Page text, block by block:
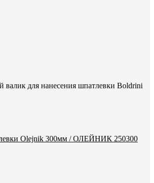
валик для нанесения шпатлевки Boldrini